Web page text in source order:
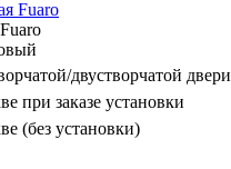
двустворчатой двери
при заказе установки
(без установки)